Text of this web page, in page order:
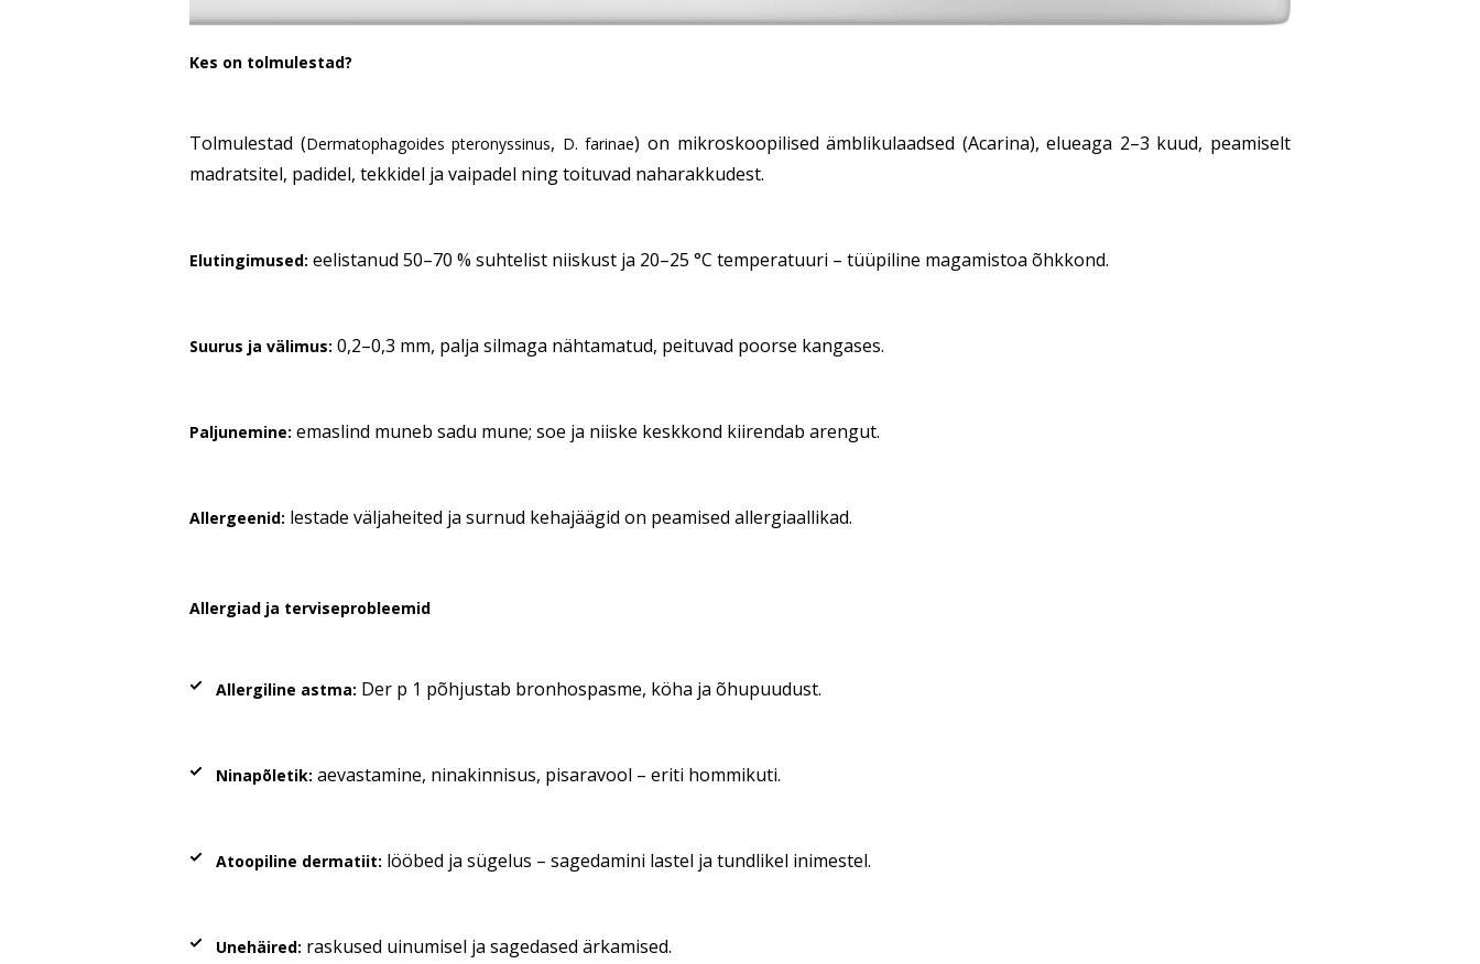
Kes on tolmulestad?
Tolmulestad (Dermatophagoides pteronyssinus, D. farinae) on mikroskoopilised ämblikulaadsed (Acarina), elueaga 2–3 kuud, peamiselt
madratsitel, padi­del, tekkidel ja vaipadel ning toituvad naharakkudest.
Elutingimused: eelistanud 50–70 % suhtelist niiskust ja 20–25 °C temperatuuri – tüüpiline magamistoa õhkkond.
Suurus ja välimus: 0,2–0,3 mm, palja silmaga nähtamatud, peituvad poorse kangases.
Paljunemine: emaslind muneb sadu mune; soe ja niiske keskkond kiirendab arengut.
Allergeenid: lestade väljaheited ja surnud kehajäägid on peamised allergiaallikad.
Allergiad ja terviseprobleemid
Allergiline astma: Der p 1 põhjustab bronhospasme, köha ja õhupuudust.
Ninapõletik: aevastamine, ninakinnisus, pisaravool – eriti hommikuti.
Atoopiline dermatiit: lööbed ja sügelus – sagedamini lastel ja tundlikel inimestel.
Unehäired: raskused uinumisel ja sagedased ärkamised.